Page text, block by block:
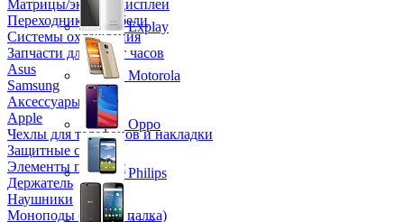
Матрицы/экраны/дисплеи
Переходники и кабели
Системы охлаждения
Запчасти для смарт часов
Asus
Samsung
Аксессуары
Apple
Чехлы для телефонов и накладки
Защитные стекла
Элементы питания
Держатель
Наушники
Моноподы (Селфи палка)
Explay
Motorola
Oppo
Philips